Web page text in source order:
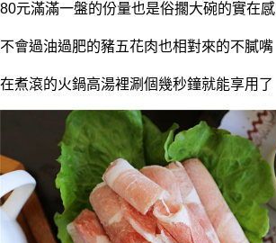
80元滿滿一盤的份量也是俗擱大碗的實在感
不會過油過肥的豬五花肉也相對來的不膩嘴
在煮滾的火鍋高湯裡涮個幾秒鐘就能享用了